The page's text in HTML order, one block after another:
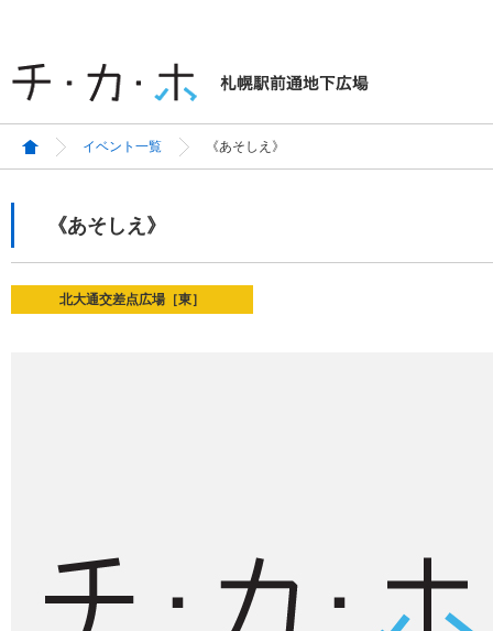
イベント一覧 《あそしえ》
《あそしえ》
北大通交差点広場［東］